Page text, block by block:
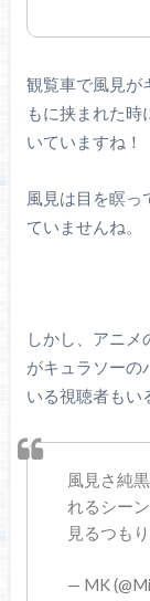
観覧車で風見が
もに挟まれた時
いていますね！
風見は目を瞑っ
ていませんね。
しかし、アニ
がキュラソーの
いる視聴者もい
風見さ純
れるシー
見るつも
— MK